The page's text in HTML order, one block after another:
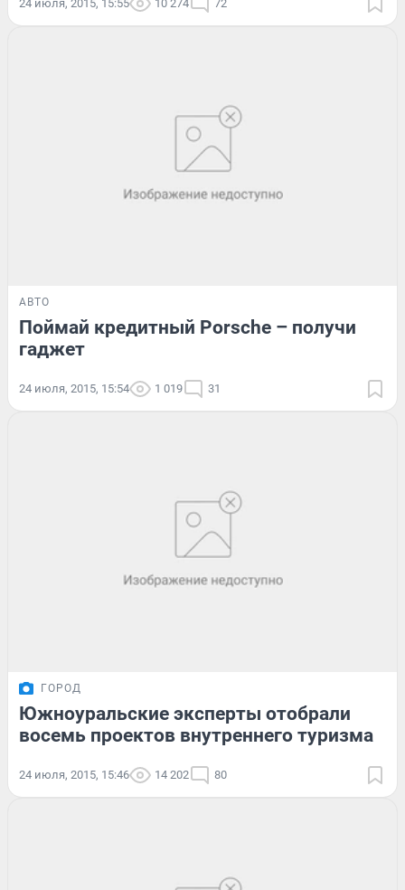
24 июля, 2015, 15:55 10 274 72
АВТО
Поймай кредитный Porsche – получи
гаджет
24 июля, 2015, 15:54 1 019 31
ГОРОД
Южноуральские эксперты отобрали
восемь проектов внутреннего туризма
24 июля, 2015, 15:46 14 202 80